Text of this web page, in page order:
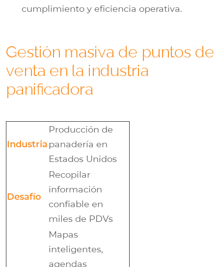
cumplimiento y eficiencia operativa.
Gestión masiva de puntos de
venta en la industria
panificadora
Industria
Producción de
panadería en
Estados Unidos
Desafío
Recopilar
información
confiable en
miles de PDVs
Mapas
inteligentes,
agendas